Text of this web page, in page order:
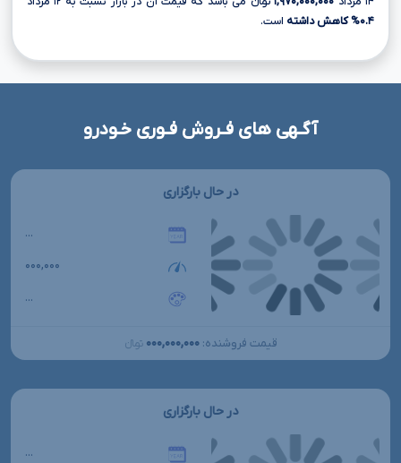
۰.۴% کاهش داشته
است.
آگـهی های فـروش فـوری خـودرو
در حال بارگزاری
...
۰۰۰,۰۰۰
...
قیمت فروشنده: ۰۰۰,۰۰۰,۰۰۰ تومانءءء
در حال بارگزاری
...